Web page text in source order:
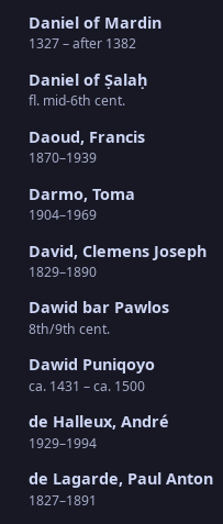
Daniel of Mardin
1327 – after 1382
Daniel of Ṣalaḥ
fl. mid-6th cent.
Daoud, Francis
1870–1939
Darmo, Toma
1904–1969
David, Clemens Joseph
1829–1890
Dawid bar Pawlos
8th/9th cent.
Dawid Puniqoyo
ca. 1431 – ca. 1500
de Halleux, André
1929–1994
de Lagarde, Paul Anton
1827–1891